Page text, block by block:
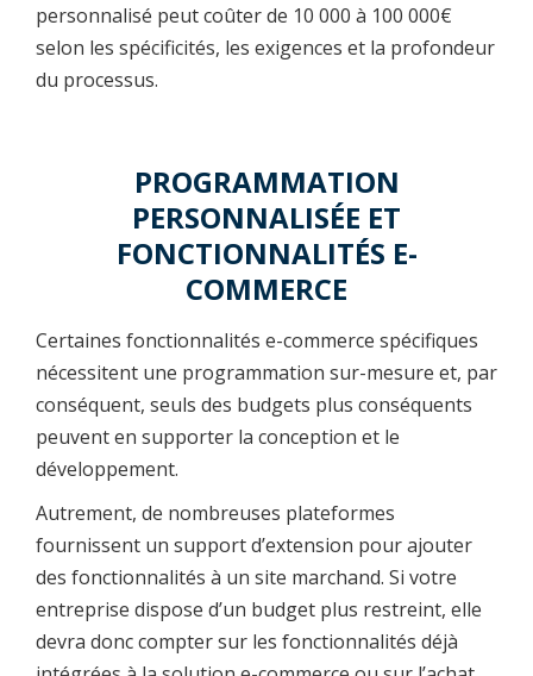
personnalisé peut coûter de 10 000 à 100 000€
selon les spécificités, les exigences et la profondeur
du processus.
PROGRAMMATION
PERSONNALISÉE ET
FONCTIONNALITÉS E-
COMMERCE
Certaines fonctionnalités e-commerce spécifiques
nécessitent une programmation sur-mesure et, par
conséquent, seuls des budgets plus conséquents
peuvent en supporter la conception et le
développement.
Autrement, de nombreuses plateformes
fournissent un support d’extension pour ajouter
des fonctionnalités à un site marchand. Si votre
entreprise dispose d’un budget plus restreint, elle
devra donc compter sur les fonctionnalités déjà